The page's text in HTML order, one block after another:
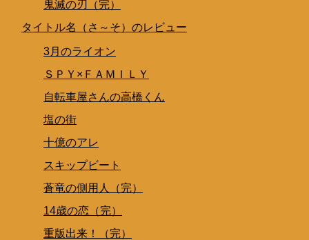
鬼滅の刃（完）
タイトル名（さ～そ）のレビュー
3月のライオン
ＳＰＹ×ＦＡＭＩＬＹ
自転車屋さんの高橋くん
塩の街
十億のアレ
スキップビート
蒼竜の側用人（完）
14歳の恋（完）
重版出来！（完）